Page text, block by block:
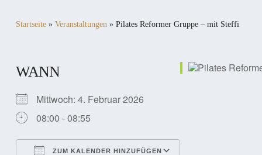
Startseite» Veranstaltungen» Pilates Reformer Gruppe – mit Steffi
WANN
Mittwoch: 4. Februar 2026
08:00 - 08:55
ZUM KALENDER HINZUFÜGEN